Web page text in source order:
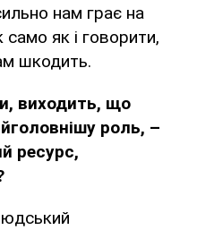
нам грає на
як і говорити,
шкодить.
виходить, що
роль, –
ресурс,